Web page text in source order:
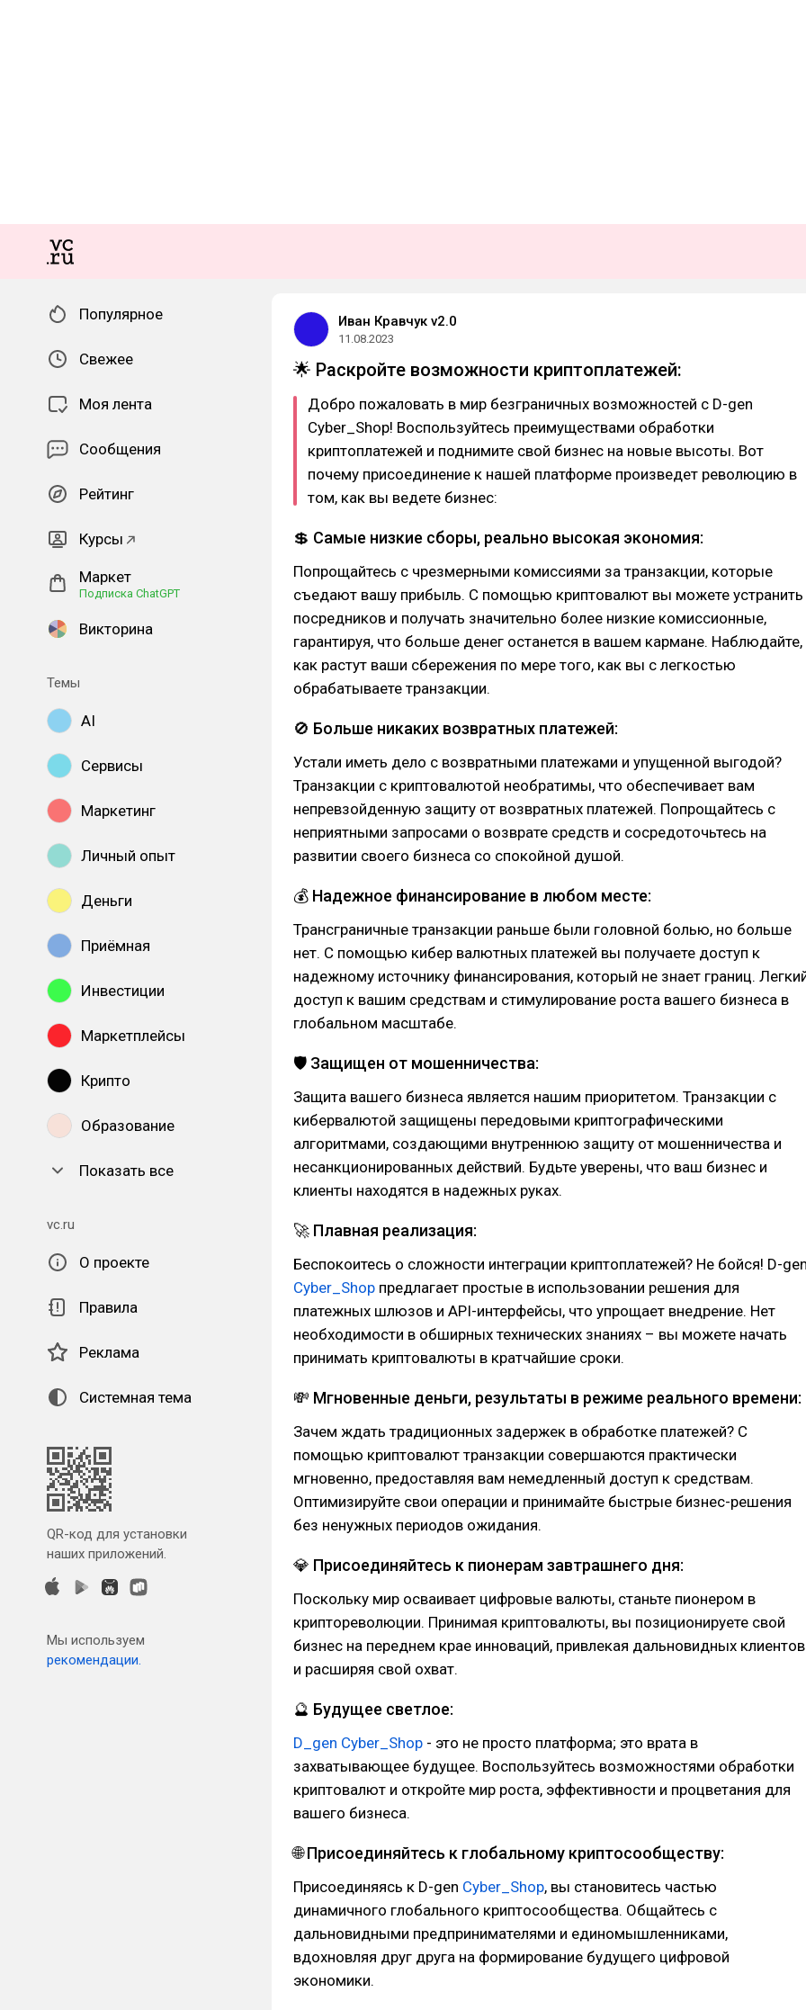
Популярное
Свежее
Моя лента
Сообщения
Рейтинг
Курсы
Маркет
Подписка ChatGPT
Викторина
Темы
AI
Сервисы
Маркетинг
Личный опыт
Деньги
Приёмная
Инвестиции
Маркетплейсы
Крипто
Образование
Показать все
vc.ru
О проекте
Правила
Реклама
Системная тема
QR-код для установки
наших приложений.
Мы используем
рекомендации.
Иван Кравчук v2.0
11.08.2023
🌟 Раскройте возможности криптоплатежей:
Добро пожаловать в мир безграничных возможностей с D-gen
Cyber_Shop! Воспользуйтесь преимуществами обработки
криптоплатежей и поднимите свой бизнес на новые высоты. Вот
почему присоединение к нашей платформе произведет революцию в
том, как вы ведете бизнес:
💲 Самые низкие сборы, реально высокая экономия:
Попрощайтесь с чрезмерными комиссиями за транзакции, которые
съедают вашу прибыль. С помощью криптовалют вы можете устранить
посредников и получать значительно более низкие комиссионные,
гарантируя, что больше денег останется в вашем кармане. Наблюдайте,
как растут ваши сбережения по мере того, как вы с легкостью
обрабатываете транзакции.
🚫 Больше никаких возвратных платежей:
Устали иметь дело с возвратными платежами и упущенной выгодой?
Транзакции с криптовалютой необратимы, что обеспечивает вам
непревзойденную защиту от возвратных платежей. Попрощайтесь с
неприятными запросами о возврате средств и сосредоточьтесь на
развитии своего бизнеса со спокойной душой.
💰 Надежное финансирование в любом месте:
Трансграничные транзакции раньше были головной болью, но больше
нет. С помощью кибер валютных платежей вы получаете доступ к
надежному источнику финансирования, который не знает границ.
доступ к вашим средствам и стимулирование роста вашего бизнеса в
глобальном масштабе.
🛡 Защищен от мошенничества:
Защита вашего бизнеса является нашим приоритетом. Транзакции с
кибервалютой защищены передовыми криптографическими
алгоритмами, создающими внутреннюю защиту от мошенничества и
несанкционированных действий. Будьте уверены, что ваш бизнес и
клиенты находятся в надежных руках.
🚀 Плавная реализация:
Беспокоитесь о сложности интеграции криптоплатежей? Не бойся! D-
Cyber_Shop предлагает простые в использовании решения для
платежных шлюзов и API-интерфейсы, что упрощает внедрение. Нет
необходимости в обширных технических знаниях – вы можете начать
принимать криптовалюты в кратчайшие сроки.
💸 Мгновенные деньги, результаты в режиме реального времени:
Зачем ждать традиционных задержек в обработке платежей? С
помощью криптовалют транзакции совершаются практически
мгновенно, предоставляя вам немедленный доступ к средствам.
Оптимизируйте свои операции и принимайте быстрые бизнес-решения
без ненужных периодов ожидания.
💎 Присоединяйтесь к пионерам завтрашнего дня:
Поскольку мир осваивает цифровые валюты, станьте пионером в
криптореволюции. Принимая криптовалюты, вы позиционируете свой
бизнес на переднем крае инноваций, привлекая дальновидных клиентов
и расширяя свой охват.
🔮 Будущее светлое:
D_gen Cyber_Shop - это не просто платформа; это врата в
захватывающее будущее. Воспользуйтесь возможностями обработки
криптовалют и откройте мир роста, эффективности и процветания для
вашего бизнеса.
🌐 Присоединяйтесь к глобальному криптосообществу:
Присоединяясь к D-gen Cyber_Shop, вы становитесь частью
динамичного глобального криптосообщества. Общайтесь с
дальновидными предпринимателями и единомышленниками,
вдохновляя друг друга на формирование будущего цифровой
экономики.